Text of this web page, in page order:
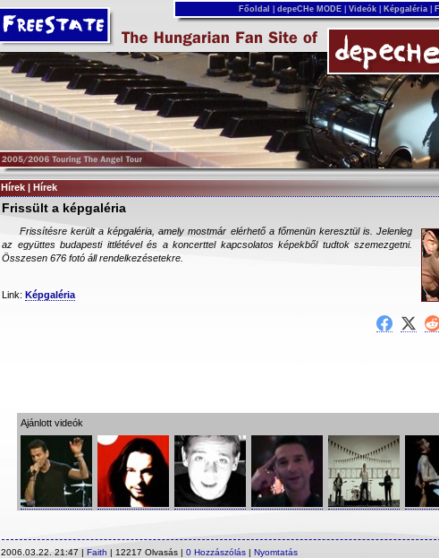
Főoldal depeCHe MODE Videók Képgaléria
Hírek | Hírek
Frissült a képgaléria
Frissítésre került a képgaléria, amely mostmár elérhető a főmenün keresztül is. Jelenleg
az együttes budapesti ittlétével és a koncerttel kapcsolatos képekből tudtok szemezgetni.
Összesen 676 fotó áll rendelkezésetekre.
Link: Képgaléria
Ajánlott videók
2006.03.22. 21:47 | Faith | 12217 Olvasás | 0 Hozzászólás | Nyomtatás